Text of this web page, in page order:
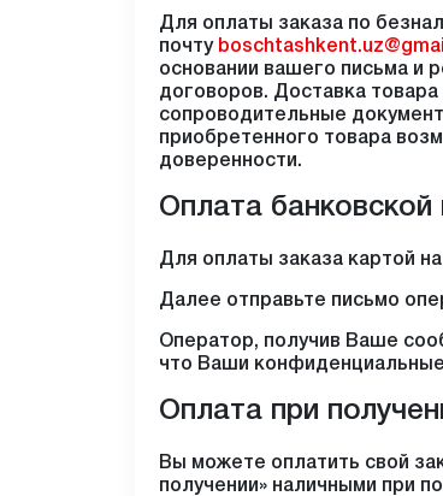
Для оплаты заказа по
почту
основании вашего письма и
договоров. Доставка
сопроводительные
приобретенного товара
доверенности.
Оплата банковской
Для оплаты заказа картой
Далее отправьте письмо
Оператор, получив Ваше
что Ваши
Оплата при
Вы можете оплатить свой
получении» наличными при